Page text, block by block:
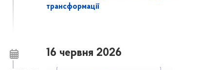
трансформації
16 червня 2026